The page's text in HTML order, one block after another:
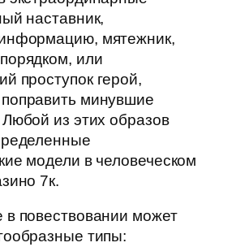
наставник,
мятежник,
или
проступок герой,
минувшие
из этих образов
модели в человеческом
7к.
в повествовании может
типы: